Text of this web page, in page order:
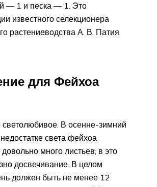
— 1 и песка — 1. Это
известного селекционера
растениеводства А. В. Патия.
для Фейхоа
В осенне-зимний
света фейхоа
много листьев; в это
досвечивание. В целом
должен быть не менее 12